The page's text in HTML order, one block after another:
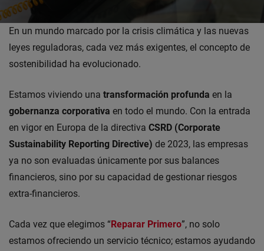
En un mundo marcado por la crisis climática y las nuevas
leyes reguladoras, cada vez más exigentes, el concepto de
sostenibilidad ha evolucionado.
Estamos viviendo una transformación profunda en la
gobernanza corporativa en todo el mundo. Con la entrada
en vigor en Europa de la directiva CSRD (Corporate
Sustainability Reporting Directive) de 2023, las empresas
ya no son evaluadas únicamente por sus balances
financieros, sino por su capacidad de gestionar riesgos
extra-financieros.
Cada vez que elegimos “Reparar Primero”, no solo
estamos ofreciendo un servicio técnico; estamos ayudando